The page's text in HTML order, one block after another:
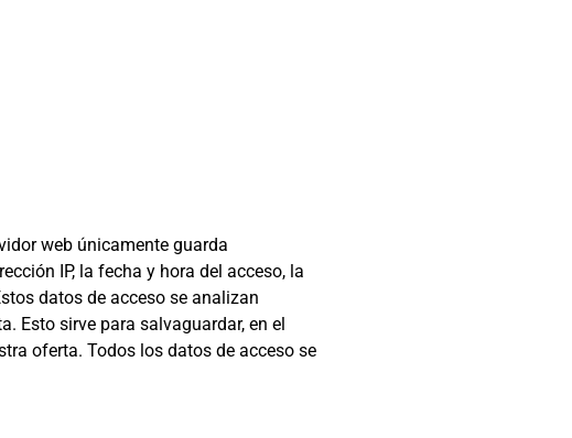
web únicamente guarda
IP, la fecha y hora del acceso, la
datos de acceso se analizan
Esto sirve para salvaguardar, en el
oferta. Todos los datos de acceso se